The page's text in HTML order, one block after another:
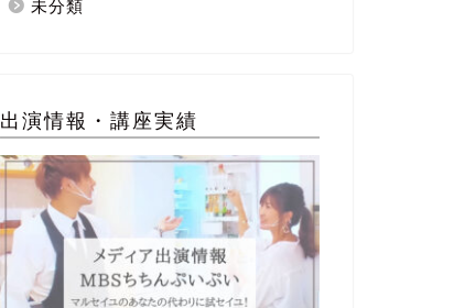
未分類
出演情報・講座実績